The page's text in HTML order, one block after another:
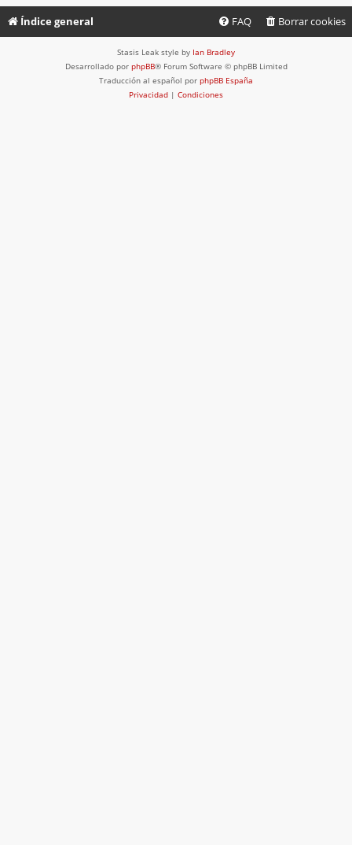
Índice general Borrar cookies
FAQ
Stasis Leak style by Ian Bradley
Desarrollado por phpBB® Forum Software © phpBB Limited
Traducción al español por phpBB España
Privacidad | Condiciones